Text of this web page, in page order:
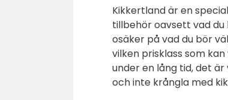
Kikkertland är en
tillbehör oavsett vad
osäker på vad du bör
vilken prisklass som
under en lång tid, det
och inte krångla med